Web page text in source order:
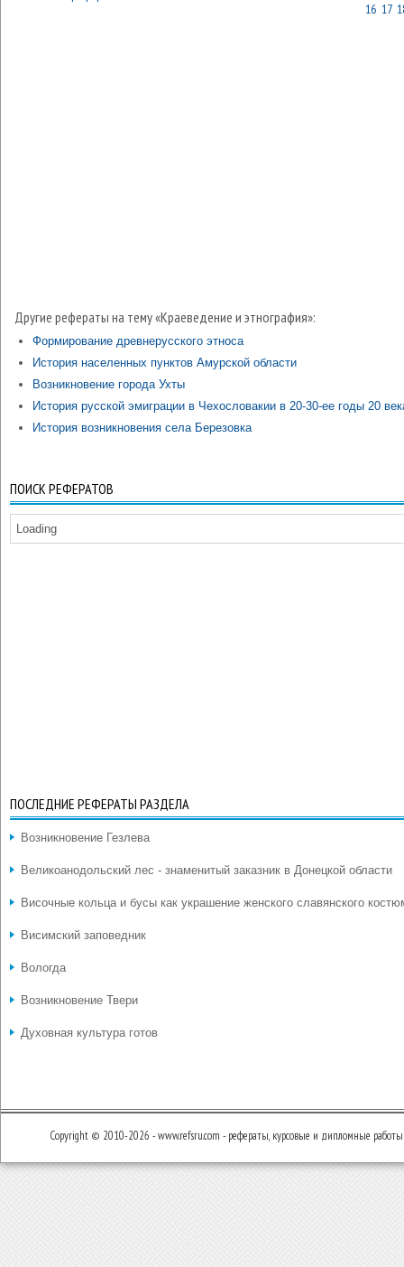
16 17
Другие рефераты на тему «Краеведение и этнография»:
Формирование древнерусского этноса
История населенных пунктов Амурской области
Возникновение города Ухты
История русской эмиграции в Чехословакии в 20-30-ее годы 20
История возникновения села Березовка
ПОИСК РЕФЕРАТОВ
Loading
ПОСЛЕДНИЕ РЕФЕРАТЫ РАЗДЕЛА
Возникновение Гезлева
Великоанодольский лес - знаменитый заказник в Донецкой области
Височные кольца и бусы как украшение женского славянского
Висимский заповедник
Вологда
Возникновение Твери
Духовная культура готов
Copyright © 2010-2026 - www.refsru.com - рефераты, курсовые и дипломные работы